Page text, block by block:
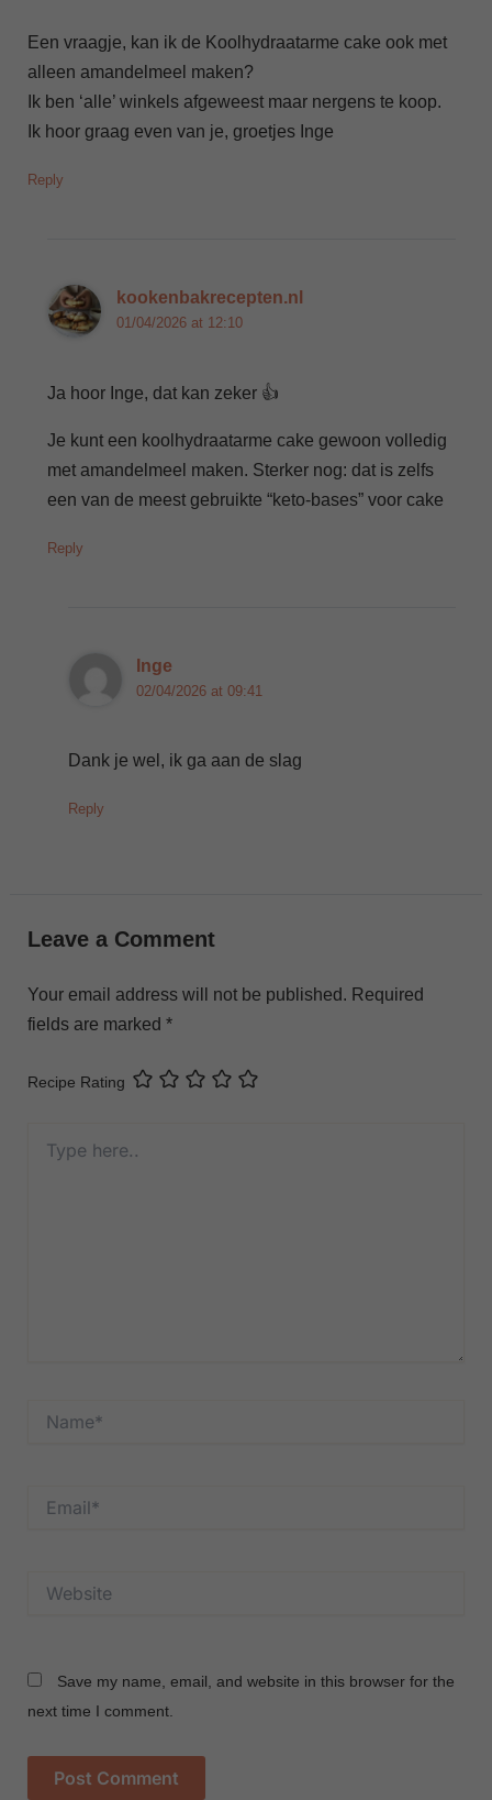
Een vraagje, kan ik de Koolhydraatarme cake ook met
alleen amandelmeel maken?
Ik ben ‘alle’ winkels afgeweest maar nergens te koop.
Ik hoor graag even van je, groetjes Inge
Reply
kookenbakrecepten.nl
01/04/2026 at 12:10
Ja hoor Inge, dat kan zeker 👍
Je kunt een koolhydraatarme cake gewoon volledig
met amandelmeel maken. Sterker nog: dat is zelfs
een van de meest gebruikte “keto-bases” voor cake
Reply
Inge
02/04/2026 at 09:41
Dank je wel, ik ga aan de slag
Reply
Leave a Comment
Your email address will not be published. Required
fields are marked *
Recipe Rating
here..
Save my name, email, and website in this browser for the
next time I comment.